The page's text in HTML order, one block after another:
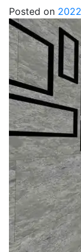
Posted on